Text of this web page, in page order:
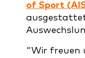
of Sport
"Wir freuen